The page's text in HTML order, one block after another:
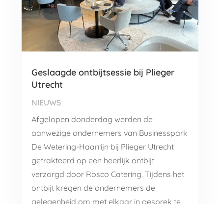
Geslaagde ontbijtsessie bij Plieger
Utrecht
NIEUWS
Afgelopen donderdag werden de
aanwezige ondernemers van Businesspark
De Wetering-Haarrijn bij Plieger Utrecht
getrakteerd op een heerlijk ontbijt
verzorgd door Rosco Catering. Tijdens het
ontbijt kregen de ondernemers de
gelegenheid om met elkaar in gesprek te